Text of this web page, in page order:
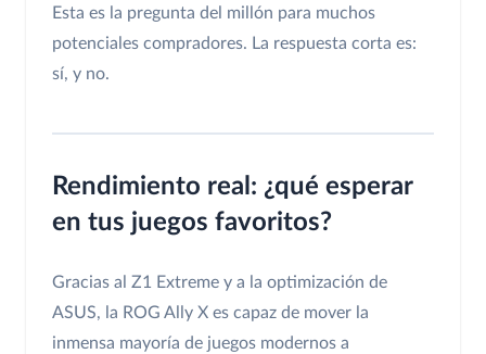
Esta es la pregunta del millón para muchos
potenciales compradores. La respuesta corta es:
sí, y no.
Rendimiento real: ¿qué esperar
en tus juegos favoritos?
Gracias al Z1 Extreme y a la optimización de
ASUS, la ROG Ally X es capaz de mover la
inmensa mayoría de juegos modernos a